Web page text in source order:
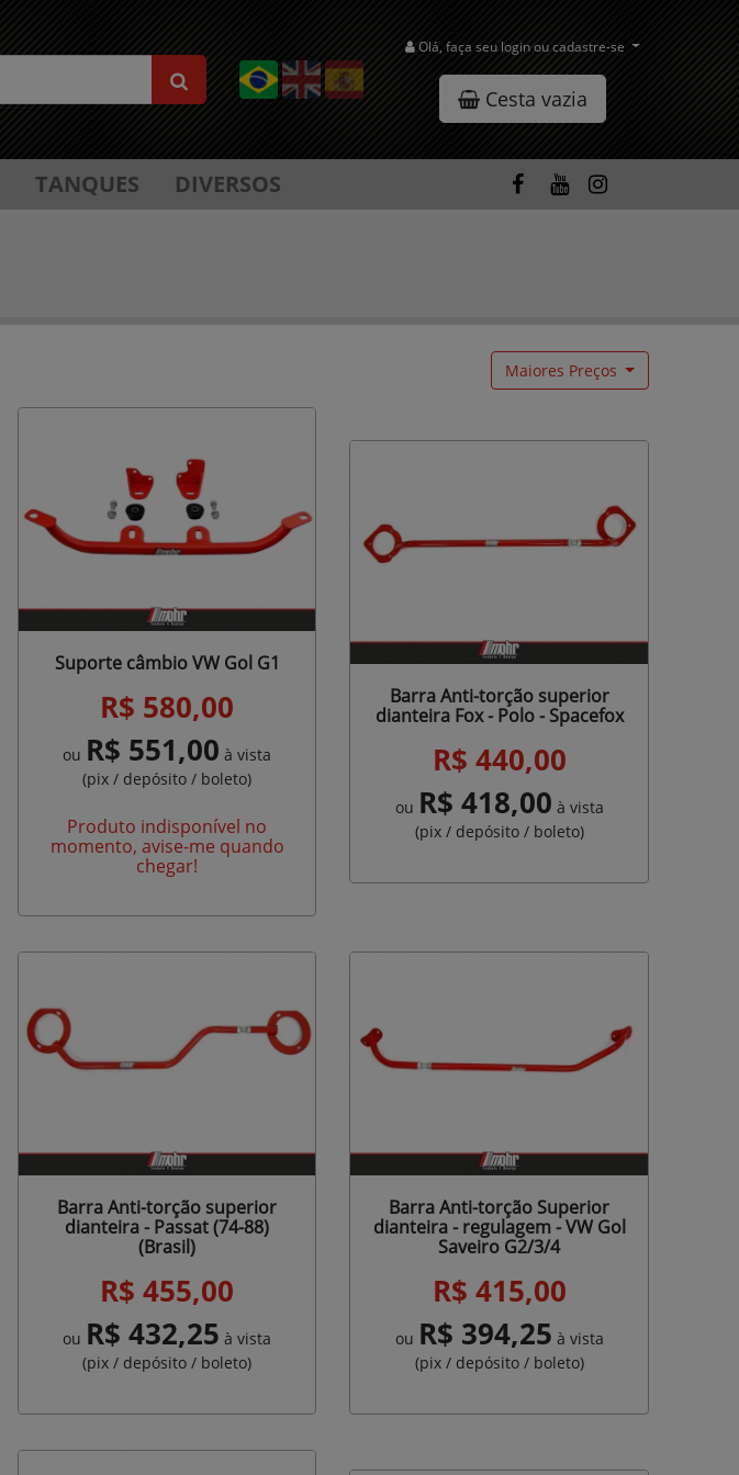
Olá, faça seu login ou cadastre-se
Cesta vazia
TANQUES DIVERSOS
Maiores Preços
Suporte câmbio VW Gol G1
R$ 580,00
ou R$ 551,00 à vista
(pix / depósito / boleto)
Produto indisponível no
momento, avise-me quando
chegar!
Barra Anti-torção superior
dianteira Fox - Polo - Spacefox
R$ 440,00
ou R$ 418,00 à vista
(pix / depósito / boleto)
Barra Anti-torção superior
dianteira - Passat (74-88)
(Brasil)
R$ 455,00
ou R$ 432,25 à vista
(pix / depósito / boleto)
Barra Anti-torção Superior
dianteira - regulagem - VW Gol
Saveiro G2/3/4
R$ 415,00
ou R$ 394,25 à vista
(pix / depósito / boleto)